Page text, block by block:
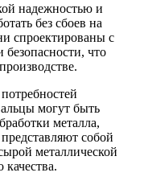
надежностью и
без сбоев на
спроектированы с
безопасности, что
могут быть
металла,
собой
металлической
качества.